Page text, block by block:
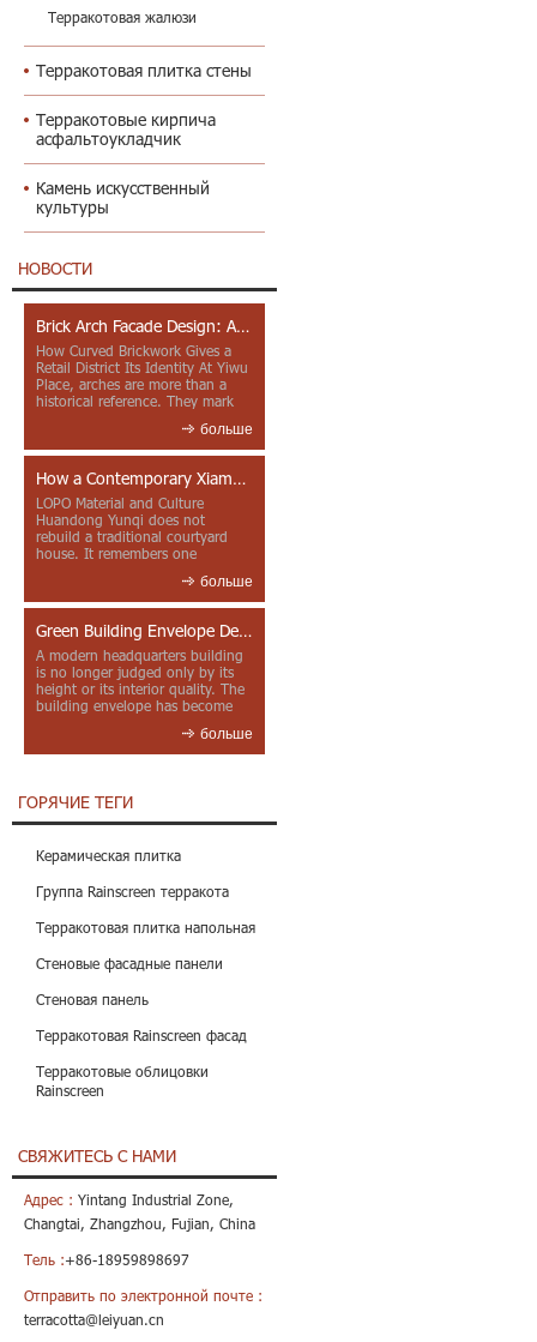
Терракотовая жалюзи
Терракотовая плитка стены
Терракотовые кирпича
асфальтоукладчик
Камень искусственный
культуры
НОВОСТИ
Brick Arch Facade Design: A Closer Look at Yiwu Place
How Curved Brickwork Gives a
Retail District Its Identity At Yiwu
Place, arches are more than a
historical reference. They mark
больше
How a Contemporary Xiamen Project Reframes Minnan Red Brick
LOPO Material and Culture
Huandong Yunqi does not
rebuild a traditional courtyard
house. It remembers one
больше
Green Building Envelope Design: Clay Sunscreen Fins for Modern Headquarters Architecture
A modern headquarters building
is no longer judged only by its
height or its interior quality. The
building envelope has become
больше
ГОРЯЧИЕ ТЕГИ
Керамическая плитка
Группа Rainscreen терракота
Терракотовая плитка напольная
Стеновые фасадные панели
Стеновая панель
Терракотовая Rainscreen фасад
Терракотовые облицовки
Rainscreen
СВЯЖИТЕСЬ С НАМИ
Адрес : Yintang Industrial Zone,
Changtai, Zhangzhou, Fujian, China
Тель :+86-18959898697
Отправить по электронной почте :
terracotta@leiyuan.cn